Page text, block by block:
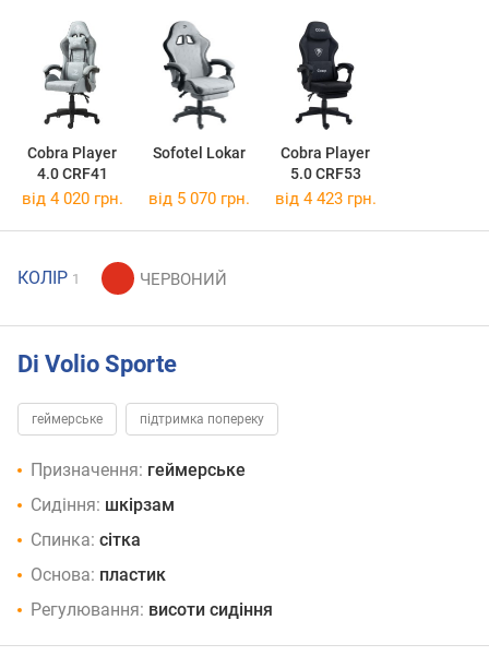
Cobra Player
4.0 CRF41
Sofotel Lokar
Cobra Player
5.0 CRF53
від 4 020 грн. від 5 070 грн. від 4 423 грн.
КОЛІР 1
Di Volio Sporte
геймерське підтримка попереку
Призначення: геймерське
Сидіння: шкірзам
Спинка: сітка
Основа: пластик
Регулювання: висоти сидіння